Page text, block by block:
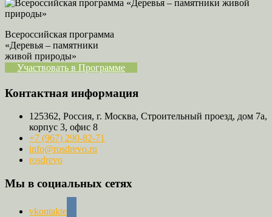
Всероссийская программа
«Деревья – памятники
живой природы»
Участвовать в Программе
Контактная информация
125362, Россия, г. Москва, Строительный проезд, дом 7а,
корпус 3, офис 8
+7 (967) 290-82-71
info@rosdrevo.ru
rosdrevo
Мы в социальных сетях
vkontakte